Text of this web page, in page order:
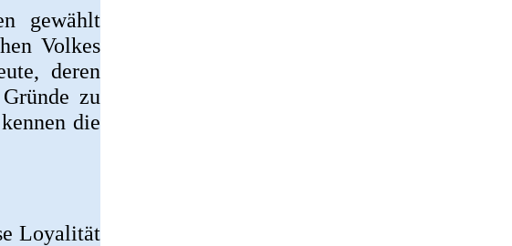
gewählt
Volkes
deren
zu
die
Loyalität